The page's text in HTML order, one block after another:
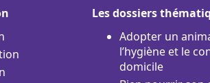
Les dossiers
Adopter un
l’hygiène et le
domicile